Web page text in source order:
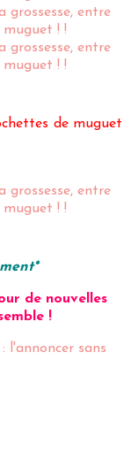
de muguet
de nouvelles
!